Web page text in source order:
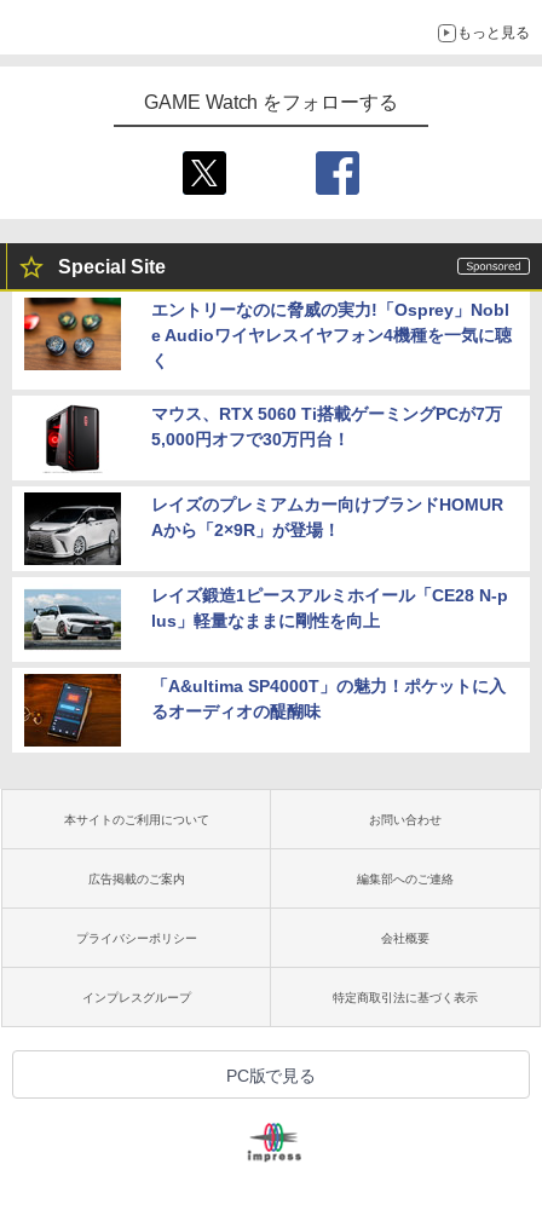
もっと見る
GAME Watch をフォローする
Special Site
エントリーなのに脅威の実力!「Osprey」Nobl
e Audioワイヤレスイヤフォン4機種を一気に聴
く
マウス、RTX 5060 Ti搭載ゲーミングPCが7万
5,000円オフで30万円台！
レイズのプレミアムカー向けブランドHOMUR
Aから「2×9R」が登場！
レイズ鍛造1ピースアルミホイール「CE28 N-p
lus」軽量なままに剛性を向上
「A&ultima SP4000T」の魅力！ポケットに入
るオーディオの醍醐味
本サイトのご利用について お問い合わせ
広告掲載のご案内 編集部へのご連絡
プライバシーポリシー 会社概要
インプレスグループ 特定商取引法に基づく表示
PC版で見る